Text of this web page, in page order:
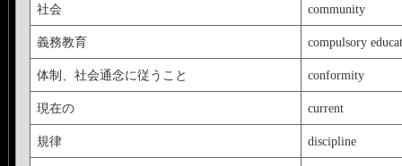
社会 community
義務教育 compulsory
体制、社会通念に従うこと conformity
現在の current
規律 discipline